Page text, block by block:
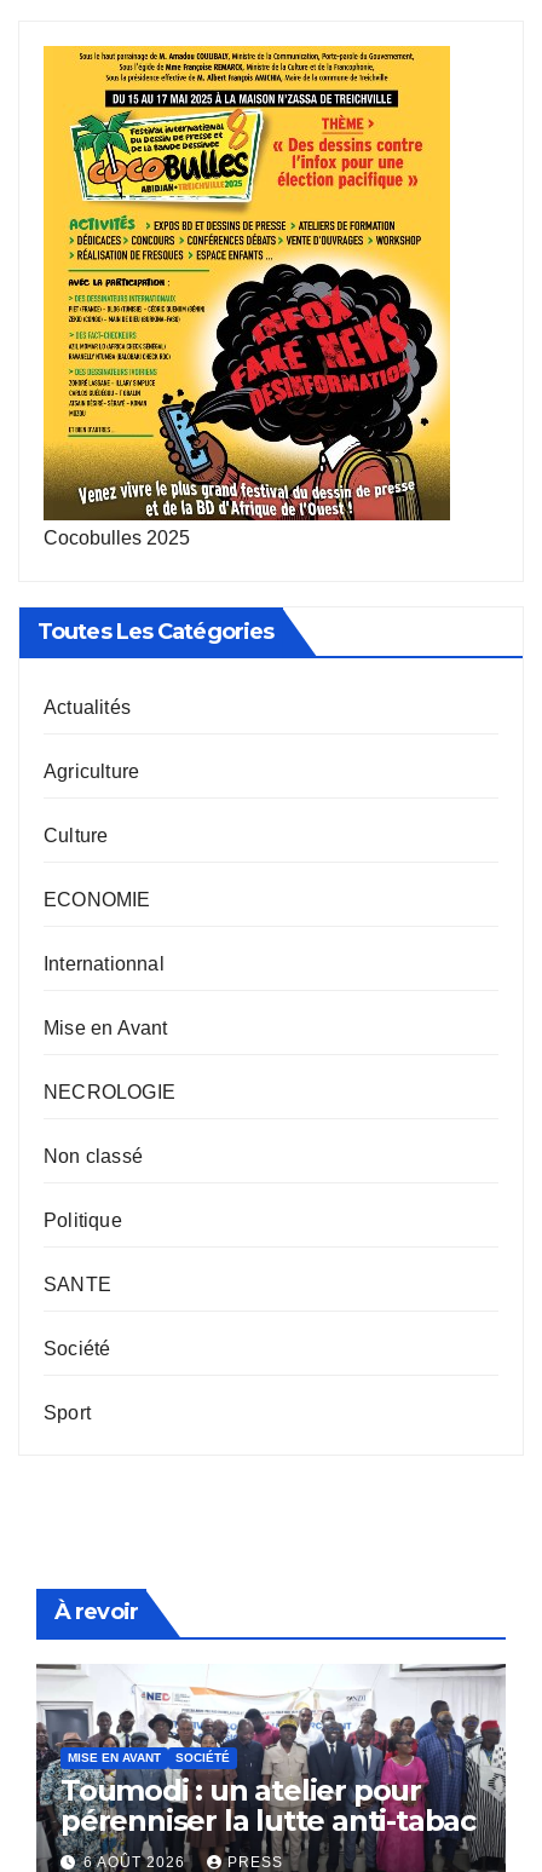
Cocobulles 2025
Toutes Les Catégories
Actualités
Agriculture
Culture
ECONOMIE
Internationnal
Mise en Avant
NECROLOGIE
Non classé
Politique
SANTE
Société
Sport
À revoir
MISE EN AVANT SOCIÉTÉ
Toumodi : un atelier pour
pérenniser la lutte anti-tabac
6 AOÛT 2026 PRESS